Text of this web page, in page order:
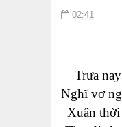
02:41
Trưa
Nghĩ vơ
Xuân thời